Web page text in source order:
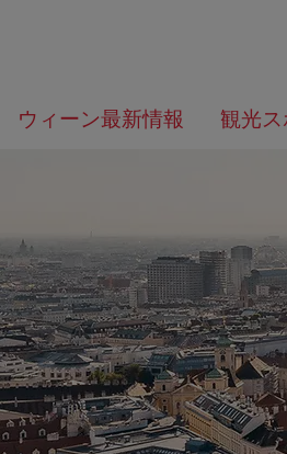
ニ
の
ッ
プ
へ
ウィーン最新情報 観光ス